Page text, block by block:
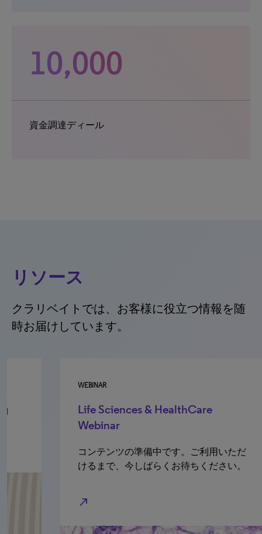
10,000
資金調達ディール
リソース
クラリベイトでは、お客様に役立つ情報を随
時お届けしています。
Life Sciences & HealthCare
コンテンツの準備中です。ご利用いただ
けるまで、今しばらくお待ちください。